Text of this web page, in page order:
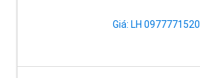
Giá: LH 0977771520